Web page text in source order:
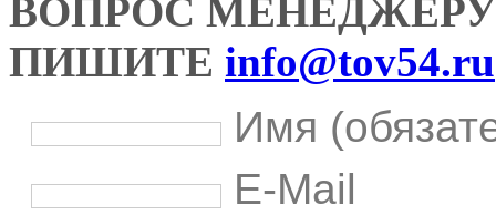
ВОПРОС
ПИШИТЕ info@tov54.ru
Имя
E-Mail